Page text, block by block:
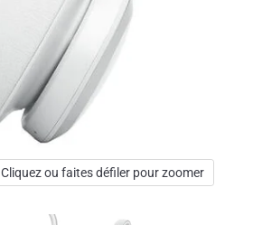
Cliquez ou faites défiler pour zoomer